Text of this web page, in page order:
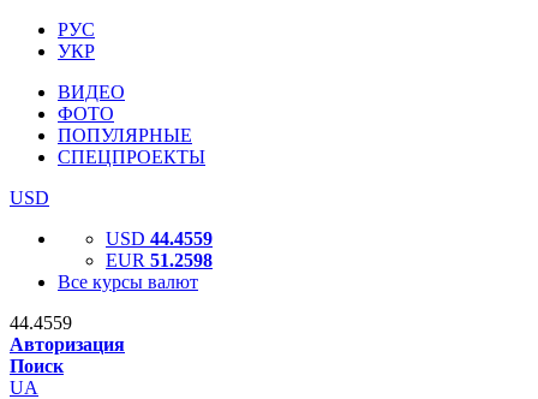
РУС
УКР
ВИДЕО
ФОТО
ПОПУЛЯРНЫЕ
СПЕЦПРОЕКТЫ
USD
USD 44.4559
EUR 51.2598
Все курсы валют
44.4559
Авторизация
Поиск
UA